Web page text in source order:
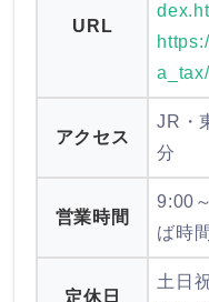
URL
a_tax/
アクセス
JR・
分
営業時間
9:00
ば時
定休日
土日